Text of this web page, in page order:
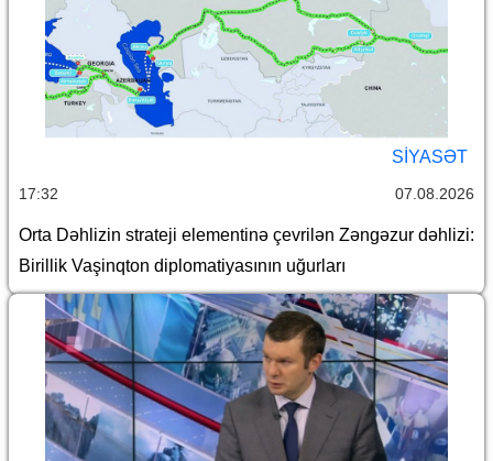
SİYASƏT
17:32 07.08.2026
Orta Dəhlizin strateji elementinə çevrilən Zəngəzur dəhlizi:
Birillik Vaşinqton diplomatiyasının uğurları